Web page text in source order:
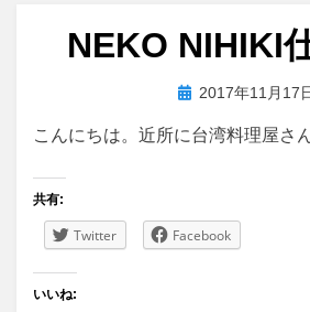
NEKO NIHIKI
投稿者
投
日:
2017年11月17
こんにちは。近所に台湾料理屋さ
共有:
Twitter Facebook
いいね: